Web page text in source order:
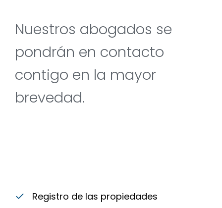
Nuestros abogados se
pondrán en contacto
contigo en la mayor
brevedad.
Registro de las propiedades